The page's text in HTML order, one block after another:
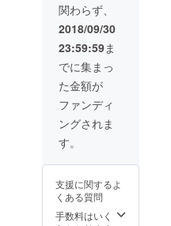
関わらず、
2018/09/30
23:59:59ま
でに集まっ
た金額が
ファンディ
ングされま
す。
支援に関するよ
くある質問
手数料はいく